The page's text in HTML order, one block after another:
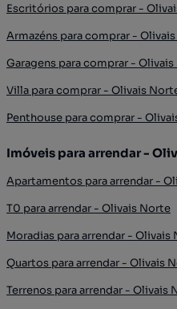
Escritórios para comprar -
Armazéns para comprar -
Garagens para comprar -
Villa para comprar - Olivais
Penthouse para comprar -
Imóveis para arrendar -
Apartamentos para arrendar -
T0 para arrendar - Olivais Norte
Moradias para arrendar - Olivais
Quartos para arrendar - Olivais
Terrenos para arrendar - Olivais